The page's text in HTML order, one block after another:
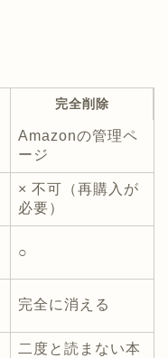
完全削除
Amazonの管理ペ
ージ
× 不可（再購入が
必要）
○
完全に消える
二度と読まない本